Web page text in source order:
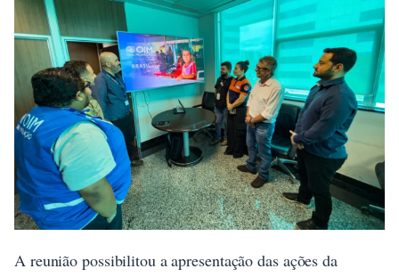
A reunião possibilitou a apresentação das ações da